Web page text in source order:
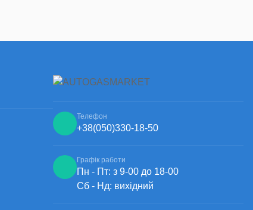
Телефон
+38(050)330-18-50
Графік работи
Пн - Пт: з 9-00 до 18-00
Сб - Нд: вихідний